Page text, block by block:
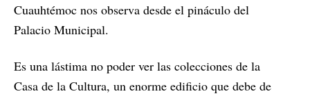
Cuauhtémoc nos observa desde el pináculo del
Palacio Municipal.
Es una lástima no poder ver las colecciones de la
Casa de la Cultura, un enorme edificio que debe de